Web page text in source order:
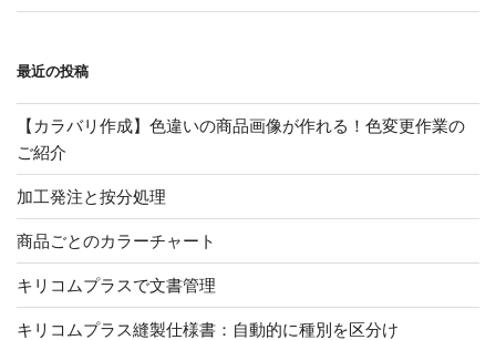
最近の投稿
【カラバリ作成】色違いの商品画像が作れる！色変更作業の
ご紹介
加工発注と按分処理
商品ごとのカラーチャート
キリコムプラスで文書管理
キリコムプラス縫製仕様書：自動的に種別を区分け